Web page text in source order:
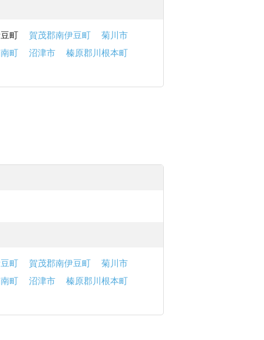
町 賀茂郡南伊豆町
菊川市
町 沼津市
榛原郡川根本町
町 賀茂郡南伊豆町
菊川市
町 沼津市
榛原郡川根本町